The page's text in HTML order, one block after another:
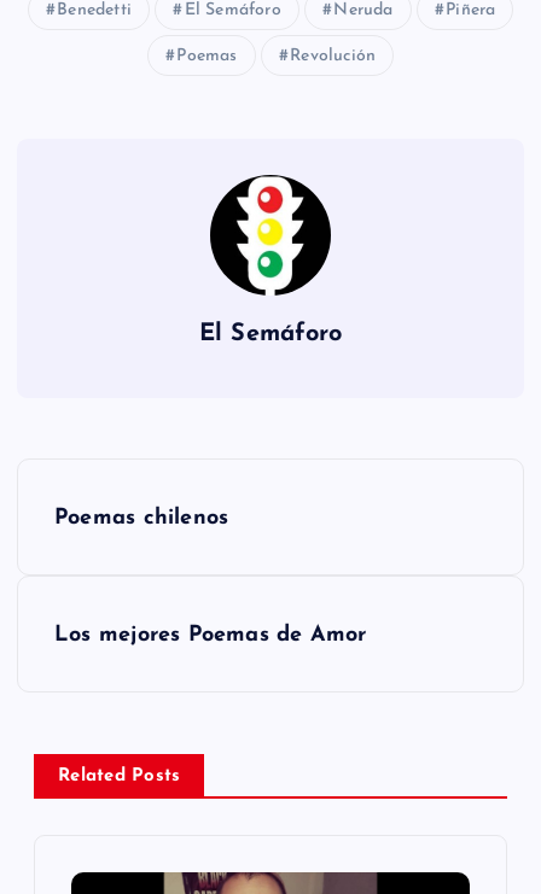
Benedetti El Semáforo Neruda Piñera
Poemas Revolución
El Semáforo
Poemas chilenos
Los mejores Poemas de Amor
Related Posts